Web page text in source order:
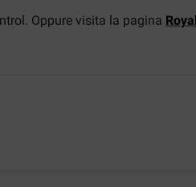
Oppure visita la pagina